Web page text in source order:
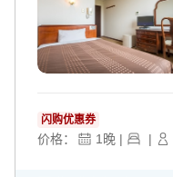
闪购优惠券
价格： 1晚 | |